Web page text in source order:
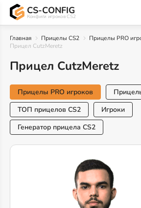
CS-CONFIG
Конфиги игроков CS2
Главная Прицелы CS2
Прицелы PRO
Прицел CutzMeretz
Прицел CutzMeretz
Прицелы PRO игроков
ТОП прицелов CS2
Игроки
Генератор прицела CS2